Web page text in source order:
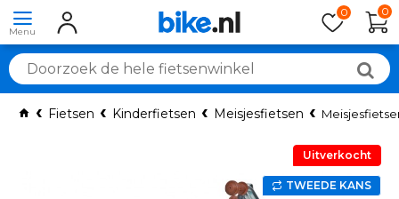
0 0
Fietsen Kinderfietsen Meisjesfietsen
Uitverkocht
TWEEDE KANS